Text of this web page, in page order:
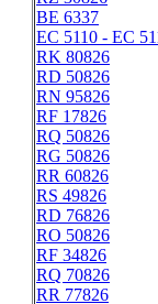
BE 6337
EC 5110 - EC
RK 80826
RD 50826
RN 95826
RF 17826
RQ 50826
RG 50826
RR 60826
RS 49826
RD 76826
RO 50826
RF 34826
RQ 70826
RR 77826